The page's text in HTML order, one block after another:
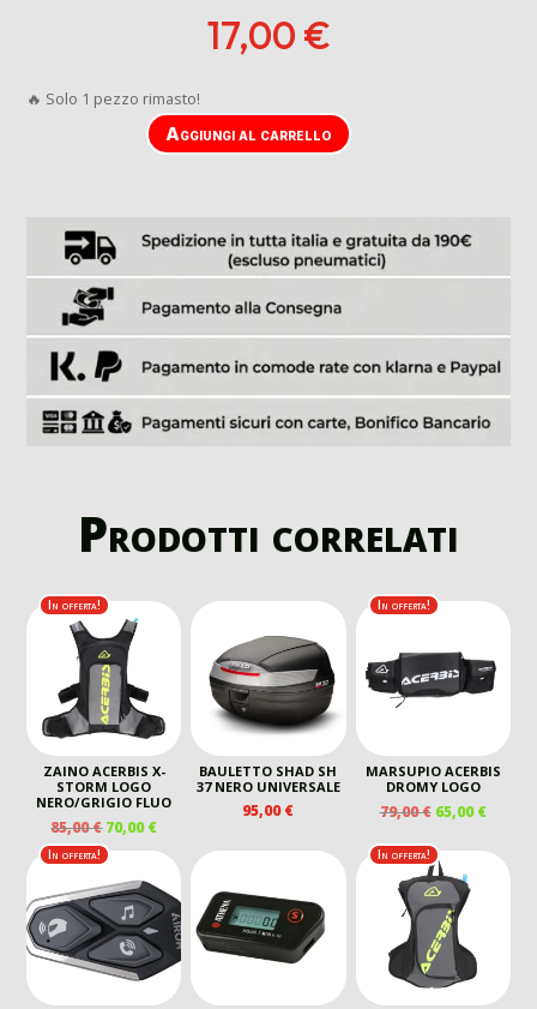
17,00 €
🔥 Solo 1 pezzo rimasto!
Aggiungi al carrello
Prodotti correlati
In offerta!
ZAINO ACERBIS X-
STORM LOGO
NERO/GRIGIO FLUO
85,00€ IL
PREZZO
ORIGINALE
ERA:
85,00 €.
70,00€IL
PREZZO
ATTUALE
È:
70,00 €.
BAULETTO SHAD SH
37 NERO UNIVERSALE
95,00€
In offerta!
MARSUPIO ACERBIS
DROMY LOGO
79,00€ IL
ORIGINALE
ERA:
79,00 €.
65,00€IL
In offerta! In offerta!